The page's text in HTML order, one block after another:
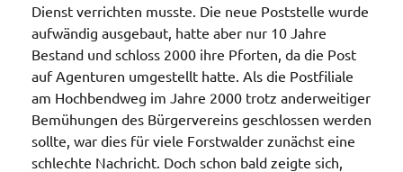
Dienst verrichten musste. Die neue Poststelle wurde
aufwändig ausgebaut, hatte aber nur 10 Jahre
Bestand und schloss 2000 ihre Pforten, da die Post
auf Agenturen umgestellt hatte. Als die Postfiliale
am Hochbendweg im Jahre 2000 trotz anderweitiger
Bemühungen des Bürgervereins geschlossen werden
sollte, war dies für viele Forstwalder zunächst eine
schlechte Nachricht. Doch schon bald zeigte sich,